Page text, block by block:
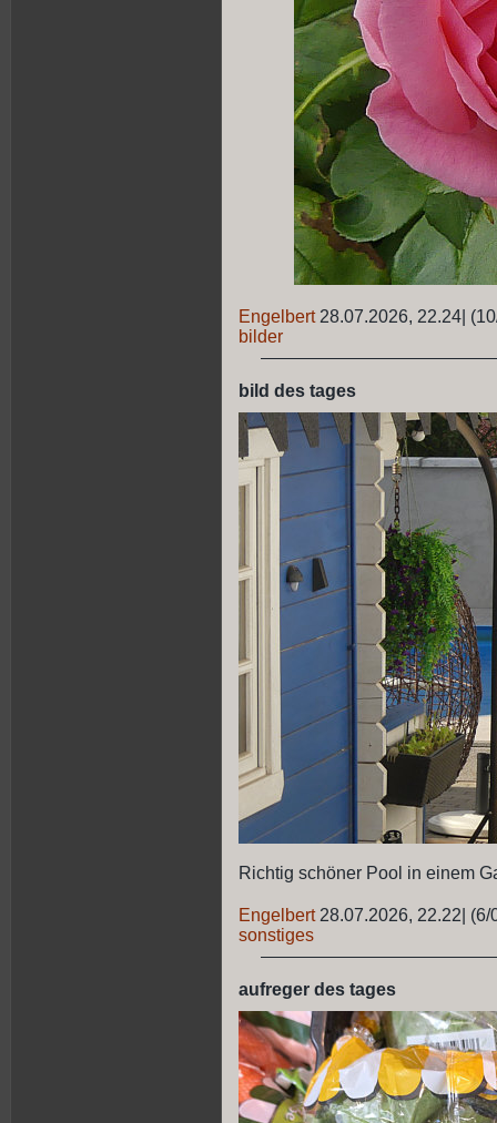
Engelbert 28.07.2026, 22.24
bilder
bild des tages
Richtig schöner Pool in einem
Engelbert 28.07.2026, 22.22 (6/
sonstiges
aufreger des tages